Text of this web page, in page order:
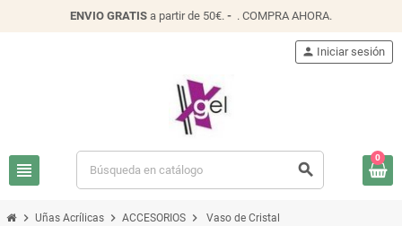
ENVIO GRATIS a partir de 50€. - . COMPRA AHORA.
view_headline search
person Iniciar sesión
0
chevron_right Uñas Acrílicas chevron_right ACCESORIOS chevron_right Vaso de Cristal